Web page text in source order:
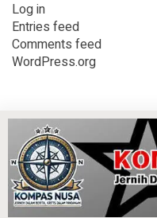
Log in
Entries feed
Comments feed
WordPress.org